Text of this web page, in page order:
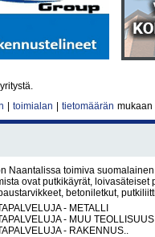
yritystä.
toimialan tietomäärän mukaan
Naantalissa toimiva
ovat putkikäyrät, loivasäteiset
betoniletkut,
- METALLI
- MUU TEOLLISUUS
- RAKENNUS..